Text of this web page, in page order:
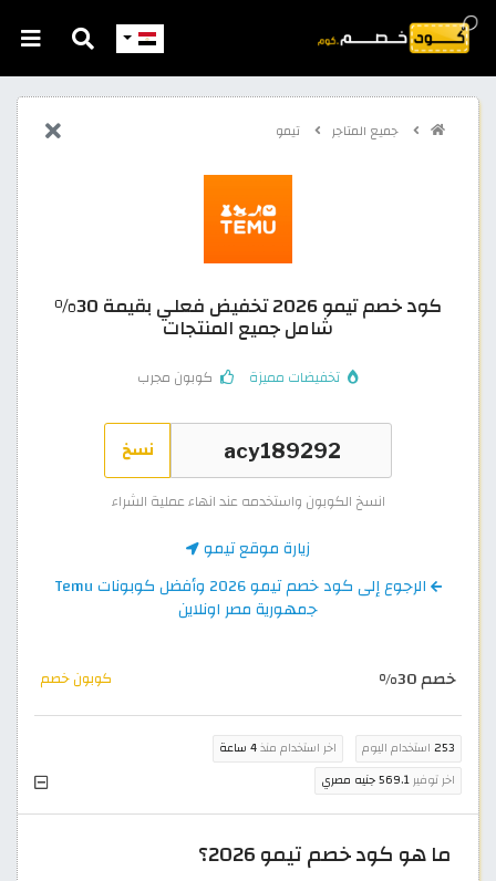
جميع المتاجر تيمو
كود خصم تيمو 2026 تخفيض فعلي بقيمة 30%
شامل جميع المنتجات
تخفيضات مميزة كوبون مجرب
نسخ
انسخ الكوبون واستخدمه عند انهاء عملية الشراء
زيارة موقع تيمو
الرجوع إلى كود خصم تيمو 2026 وأفضل كوبونات Temu
جمهورية مصر اونلاين
خصم 30% كوبون خصم
253 استخدام اليوم اخر استخدام منذ4 ساعة
اخر توفير569.1 جنيه مصري
ما هو كود خصم تيمو 2026؟